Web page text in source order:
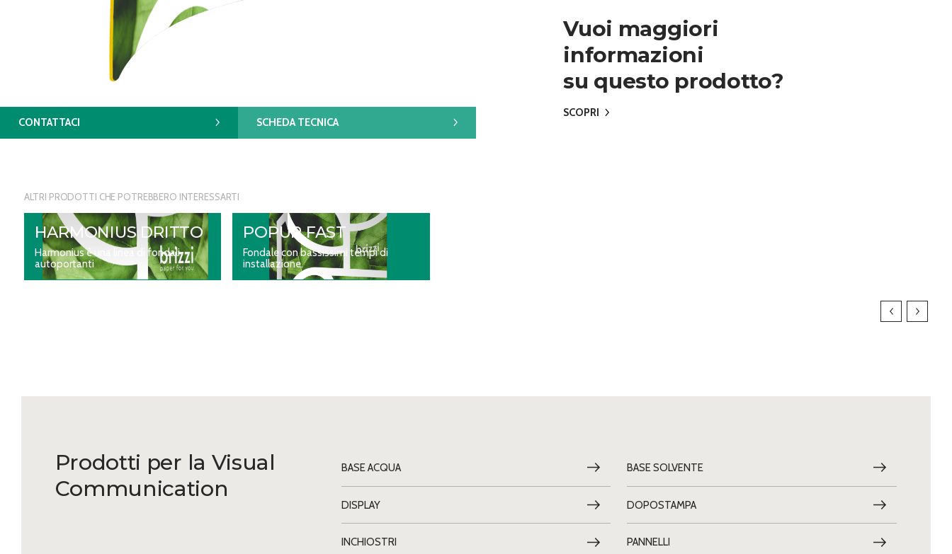
CONTATTACI SCHEDA TECNICA
Vuoi maggiori
informazioni
su questo prodotto?
SCOPRI
ALTRI PRODOTTI CHE POTREBBERO INTERESSARTI
HARMONIUS DRITTO
Harmonius è una linea di fondali
autoportanti
POPUP FAST
Fondale con bassissimi tempi di
installazione.
Prodotti per la Visual
Communication
BASE ACQUA BASE SOLVENTE
DISPLAY DOPOSTAMPA
INCHIOSTRI PANNELLI